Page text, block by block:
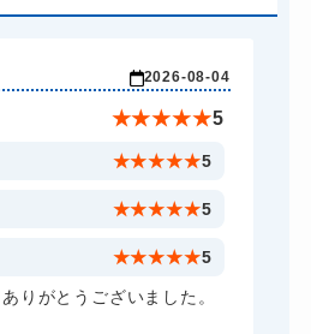
11,000円～(税込)
11,000円～(税込)
8,800円～(税込)
10,780円～(税込)
11,000円～(税込)
2026-08-04
★★★★★5
★★★★★5
★★★★★5
★★★★★5
りがとうございました。